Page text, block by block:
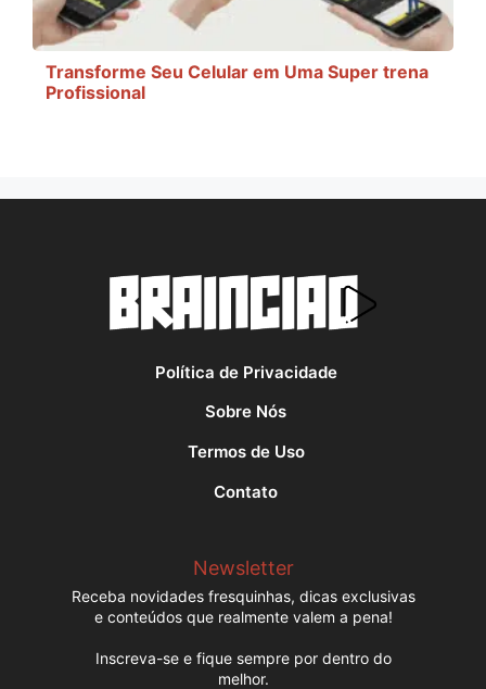
Transforme Seu Celular em Uma Super trena
Profissional
Política de Privacidade
Sobre Nós
Termos de Uso
Contato
Newsletter
Receba novidades fresquinhas, dicas exclusivas
e conteúdos que realmente valem a pena!
Inscreva-se e fique sempre por dentro do
melhor.